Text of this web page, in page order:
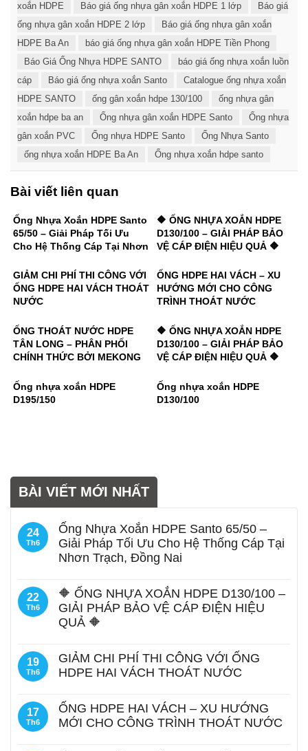
xoắn HDPE
Báo giá ống nhựa gân xoắn HDPE 1 lớp
Báo giá
ống nhựa gân xoắn HDPE 2 lớp
Báo giá ống nhựa gân xoắn
HDPE Ba An
báo giá ống nhựa gân xoắn HDPE Tiền Phong
Báo Giá Ống Nhựa HDPE SANTO
báo giá ống nhựa xoắn luồn
cáp
Báo giá ống nhựa xoắn Santo
Catalogue ống nhựa xoắn
HDPE SANTO
ống gân xoắn hdpe 130/100
ống nhựa gân
xoắn hdpe ba an
Ống nhựa gân xoắn HDPE Santo
Ống nhựa
gân xoắn PVC
Ống nhựa HDPE Santo
Ống Nhựa Santo
ống nhựa xoắn HDPE Ba An
Ống nhựa xoắn hdpe santo
Bài viết liên quan
Ống Nhựa Xoắn HDPE Santo
65/50 – Giải Pháp Tối Ưu
Cho Hệ Thống Cáp Tại Nhơn
🔶 ỐNG NHỰA XOẮN HDPE
D130/100 – GIẢI PHÁP BẢO
VỆ CÁP ĐIỆN HIỆU QUẢ 🔶
GIẢM CHI PHÍ THI CÔNG VỚI
ỐNG HDPE HAI VÁCH THOÁT
NƯỚC
ỐNG HDPE HAI VÁCH – XU
HƯỚNG MỚI CHO CÔNG
TRÌNH THOÁT NƯỚC
ỐNG THOÁT NƯỚC HDPE
TÂN LONG – PHÂN PHỐI
CHÍNH THỨC BỞI MEKONG
🔶 ỐNG NHỰA XOẮN HDPE
D130/100 – GIẢI PHÁP BẢO
VỆ CÁP ĐIỆN HIỆU QUẢ 🔶
Ống nhựa xoắn HDPE
D195/150
Ống nhựa xoắn HDPE
D130/100
BÀI VIẾT MỚI NHẤT
24
Th6
Ống Nhựa Xoắn HDPE Santo 65/50 –
Giải Pháp Tối Ưu Cho Hệ Thống Cáp Tại
Nhơn Trạch, Đồng Nai
22
Th6
🔶 ỐNG NHỰA XOẮN HDPE D130/100 –
GIẢI PHÁP BẢO VỆ CÁP ĐIỆN HIỆU
QUẢ 🔶
19
Th6
GIẢM CHI PHÍ THI CÔNG VỚI ỐNG
HDPE HAI VÁCH THOÁT NƯỚC
17
Th6
ỐNG HDPE HAI VÁCH – XU HƯỚNG
MỚI CHO CÔNG TRÌNH THOÁT NƯỚC